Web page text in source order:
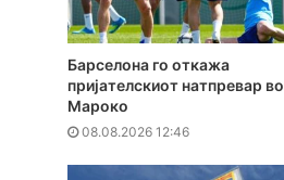
Барселона го откажа
пријателскиот натпревар во
Мароко
08.08.2026 12:46